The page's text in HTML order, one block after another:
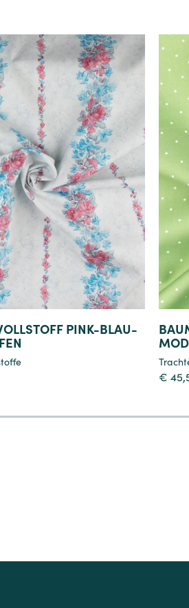
Details
PINK-BLAU-
€